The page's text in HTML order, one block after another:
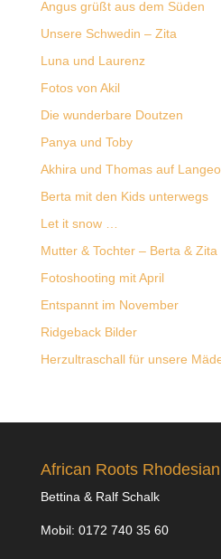
Angus grüßt aus dem Süden
Unsere Schwedin – Zita
Luna und Laurenz
Fotos von Akil
Die wunderbare Doutzen
Panya und Toby
Akhira und Thomas auf
Berta mit den Kids unterwegs
Let it snow …
Mutter & Tochter – Berta & Zita
Fotoshooting mit April
Entspannt im November
Ridgeback Bilder
Herzultraschall für unsere
African Roots
Bettina & Ralf Schalk
Mobil: 0172 740 35 60